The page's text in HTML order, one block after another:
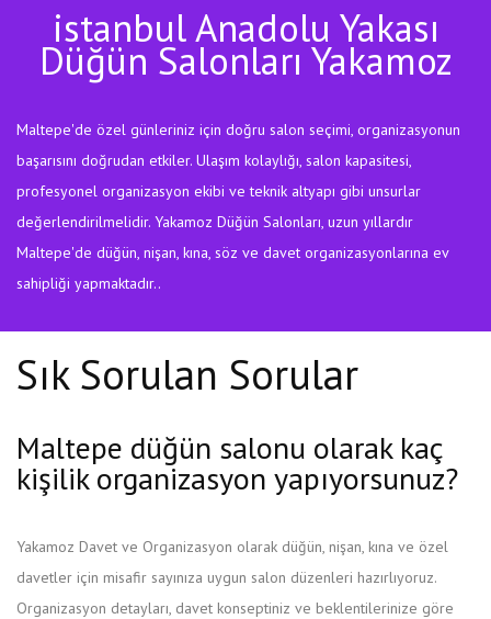
istanbul Anadolu Yakası
Düğün Salonları Yakamoz
Maltepe'de özel günleriniz için doğru salon seçimi, organizasyonun
başarısını doğrudan etkiler. Ulaşım kolaylığı, salon kapasitesi,
profesyonel organizasyon ekibi ve teknik altyapı gibi unsurlar
değerlendirilmelidir. Yakamoz Düğün Salonları, uzun yıllardır
Maltepe'de düğün, nişan, kına, söz ve davet organizasyonlarına ev
sahipliği yapmaktadır..
Sık Sorulan Sorular
Maltepe düğün salonu olarak kaç
kişilik organizasyon yapıyorsunuz?
Yakamoz Davet ve Organizasyon olarak düğün, nişan, kına ve özel
davetler için misafir sayınıza uygun salon düzenleri hazırlıyoruz.
Organizasyon detayları, davet konseptiniz ve beklentilerinize göre